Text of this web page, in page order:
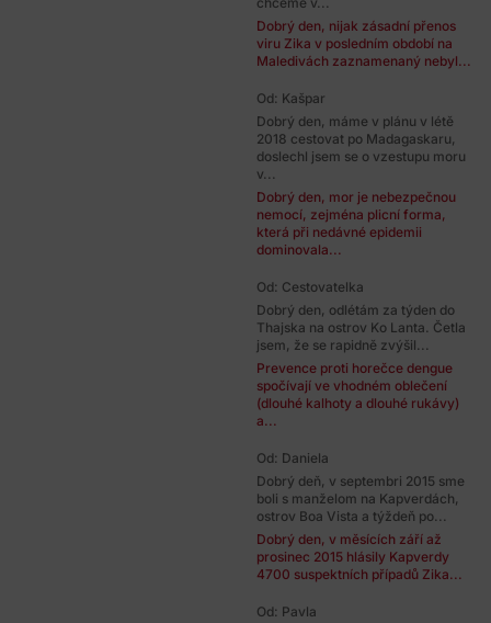
Dobrý den, nijak zásadní přenos
viru Zika v posledním období na
Maledivách zaznamenaný nebyl...
Od: Kašpar
Dobrý den, máme v plánu v létě
2018 cestovat po Madagaskaru,
doslechl jsem se o vzestupu moru
v...
Dobrý den, mor je nebezpečnou
nemocí, zejména plicní forma,
která při nedávné epidemii
dominovala...
Od: Cestovatelka
Dobrý den, odlétám za týden do
Thajska na ostrov Ko Lanta. Četla
jsem, že se rapidně zvýšil...
Prevence proti horečce dengue
spočívají ve vhodném oblečení
(dlouhé kalhoty a dlouhé rukávy)
a...
Od: Daniela
Dobrý deň, v septembri 2015 sme
boli s manželom na Kapverdách,
ostrov Boa Vista a týždeň po...
Dobrý den, v měsících září až
prosinec 2015 hlásily Kapverdy
4700 suspektních případů Zika...
Od: Pavla